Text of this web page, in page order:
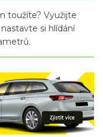
toužíte? Využijte
nastavte si hlídání